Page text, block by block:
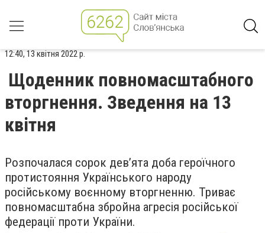
12:40, 13 квітня 2022 р.
Щоденник повномасштабного
вторгнення. Зведення на 13
квітня
Розпочалася сорок дев’ята доба героїчного
протистояння Українського народу
російському воєнному вторгненню. Триває
повномасштабна збройна агресія російської
федерації проти України.